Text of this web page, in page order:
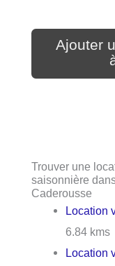
Ajouter
Trouver une
saisonnière
Caderousse
Location
6.84 kms
Location